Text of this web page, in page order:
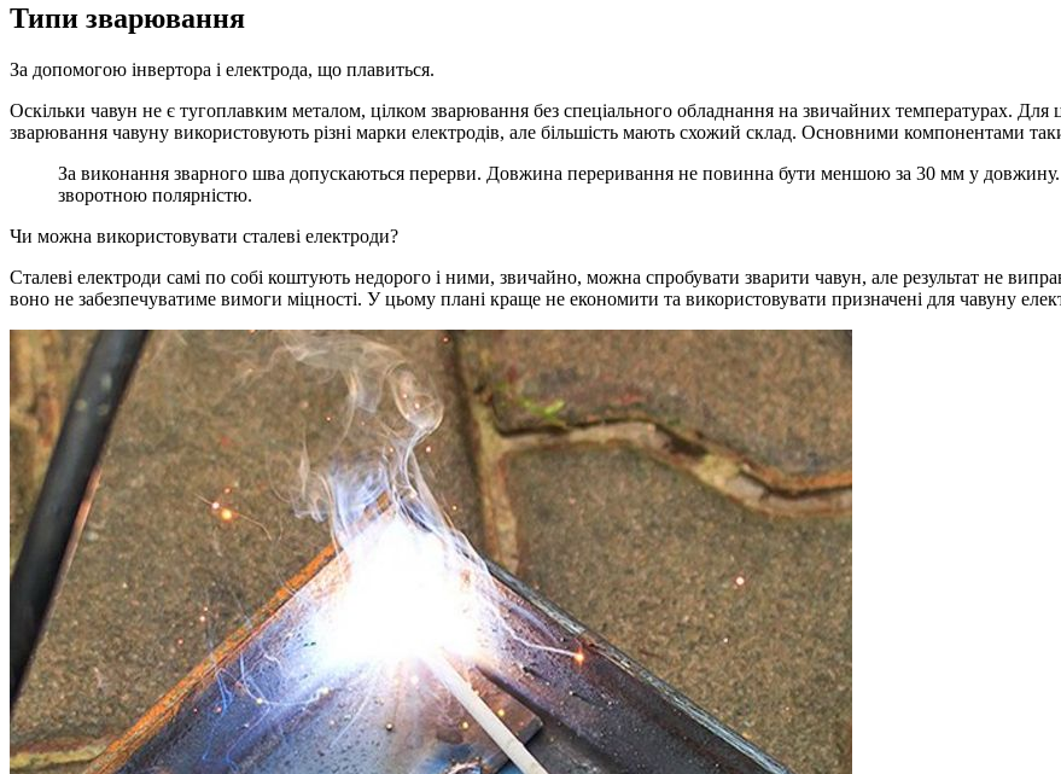
Типи зварювання
За допомогою інвертора і електрода, що плавиться.
Оскільки чавун не є тугоплавким металом, цілком зварювання без спеціального обладнання на звичайних температурах. Для
зварювання чавуну використовують різні марки електродів, але більшість мають схожий склад. Основними компонентами
За виконання зварного шва допускаються перерви. Довжина переривання не повинна бути меншою за 30 мм у довжину.
зворотною полярністю.
Чи можна використовувати сталеві електроди?
Сталеві електроди самі по собі коштують недорого і ними, звичайно, можна спробувати зварити чавун, але результат не
воно не забезпечуватиме вимоги міцності. У цьому плані краще не економити та використовувати призначені для чавуну